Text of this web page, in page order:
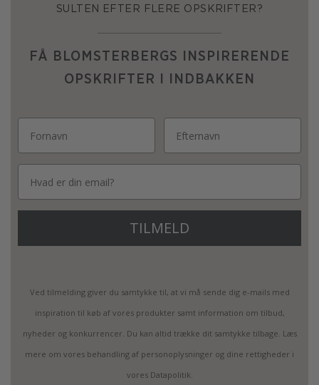
SULTEN EFTER FLERE OPSKRIFTER?
FÅ BLOMSTERBERGS INSPIRERENDE
OPSKRIFTER I INDBAKKEN
TILMELD
Ved tilmelding giver du samtykke til, at vi må sende dig e-mails med
inspiration til køb af vores produkter samt information om tilbud,
nyheder og konkurrencer. Du kan altid trække dit samtykke tilbage. Læs
mere om vores behandling af personoplysninger og dine rettigheder i
vores Datapolitik.